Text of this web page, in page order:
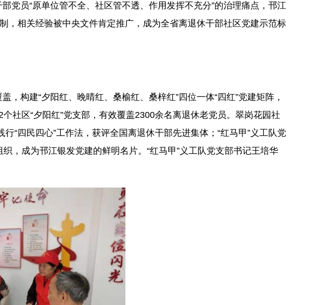
党员“原单位管不全、社区管不透、作用发挥不充分”的治理痛点，邗江
，相关经验被中央文件肯定推广，成为全省离退休干部社区党建示范标
构建“夕阳红、晚晴红、桑榆红、桑梓红”四位一体“四红”党建矩阵，
社区“夕阳红”党支部，有效覆盖2300余名离退休老党员。翠岗花园社
“四民四心”工作法，获评全国离退休干部先进集体；“红马甲”义工队党
，成为邗江银发党建的鲜明名片。“红马甲”义工队党支部书记王培华